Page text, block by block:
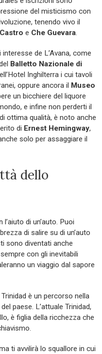
del misticismo con
tenendo vivo il
e Che Guevara.
de L’Avana, come
Balletto Nazionale di
Inghilterra i cui tavoli
oppure ancora il
Museo
un bicchiere del liquore
e infine non perderti il
ottima qualità, è noto anche
di Ernest Hemingway,
solo per assaggiare il
dello
l’aiuto di un’auto. Puoi
di salire su di un’auto
sono diventati anche
con gli inevitabili
un viaggio dal sapore
è un percorso nella
paese. L’attuale Trinidad,
è figlia della ricchezza che
ti avvilirà lo squallore in cui